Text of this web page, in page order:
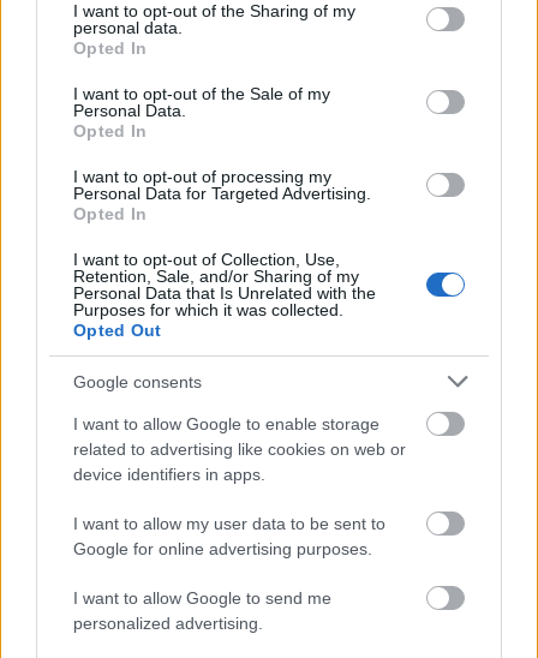
not limited to your visit or usage behaviour. You may click to
grant or deny consent to Google and its third-party tags to
use your data for below specified purposes in below Google
consent section.
I want to opt-out of the Sharing of my
personal data.
Opted In
I want to opt-out of the Sale of my
Personal Data.
Opted In
I want to opt-out of processing my
Personal Data for Targeted Advertising.
Opted In
I want to opt-out of Collection, Use,
Retention, Sale, and/or Sharing of my
Personal Data that Is Unrelated with the
Purposes for which it was collected.
Opted Out
Google consents
I want to allow Google to enable storage
related to advertising like cookies on web or
device identifiers in apps.
I want to allow my user data to be sent to
Google for online advertising purposes.
I want to allow Google to send me
personalized advertising.